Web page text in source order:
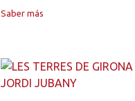
Saber más